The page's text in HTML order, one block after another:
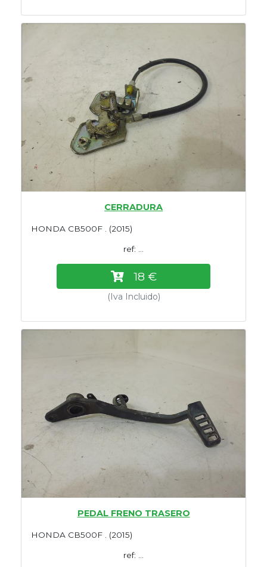
CERRADURA
HONDA CB500F . (2015)
ref: ...
18 €
(Iva Incluido)
PEDAL FRENO TRASERO
HONDA CB500F . (2015)
ref: ...